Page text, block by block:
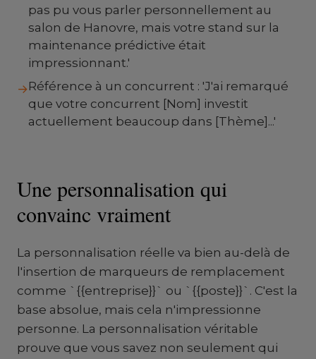
pas pu vous parler personnellement au
salon de Hanovre, mais votre stand sur la
maintenance prédictive était
impressionnant.'
→Référence à un concurrent : 'J'ai remarqué
que votre concurrent [Nom] investit
actuellement beaucoup dans [Thème]...'
Une personnalisation qui
convainc vraiment
La personnalisation réelle va bien au-delà de
l'insertion de marqueurs de remplacement
comme `{{entreprise}}` ou `{{poste}}`. C'est la
base absolue, mais cela n'impressionne
personne. La personnalisation véritable
prouve que vous savez non seulement qui